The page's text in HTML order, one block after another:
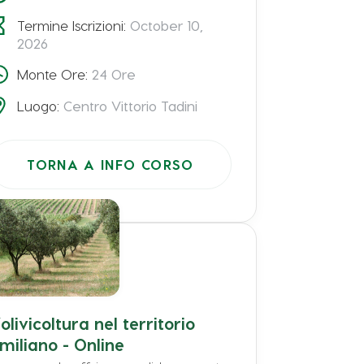
Termine Iscrizioni: October 10,
2026
Monte Ore: 24 Ore
Luogo: Centro Vittorio Tadini
TORNA A INFO CORSO
nel territorio
- Online